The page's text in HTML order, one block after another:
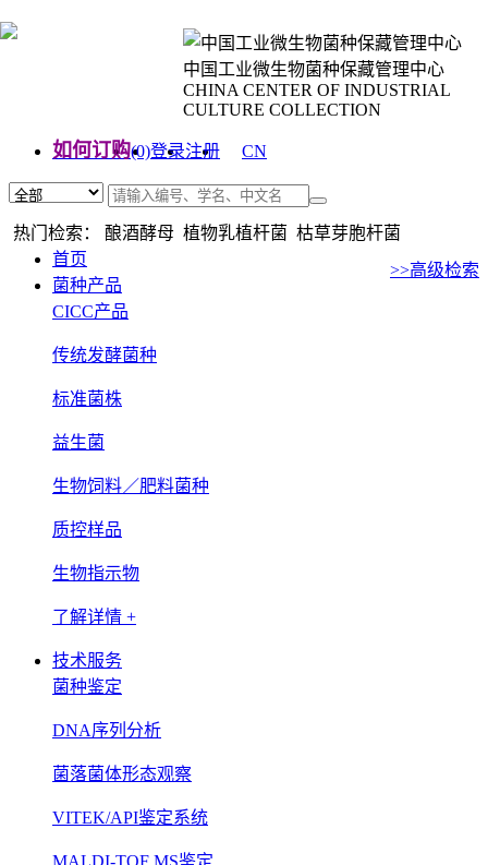
中国工业微生物菌种保藏管理中心
CHINA CENTER OF INDUSTRIAL
CULTURE COLLECTION
如何订购(0)登录注册
CN
热门检索： 酿酒酵母 植物乳植杆菌 枯草芽胞杆菌
>>高级检索
首页
菌种产品
CICC产品
传统发酵菌种
标准菌株
益生菌
生物饲料／肥料菌种
质控样品
生物指示物
了解详情 +
技术服务
菌种鉴定
DNA序列分析
菌落菌体形态观察
VITEK/API鉴定系统
MALDI-TOF MS鉴定